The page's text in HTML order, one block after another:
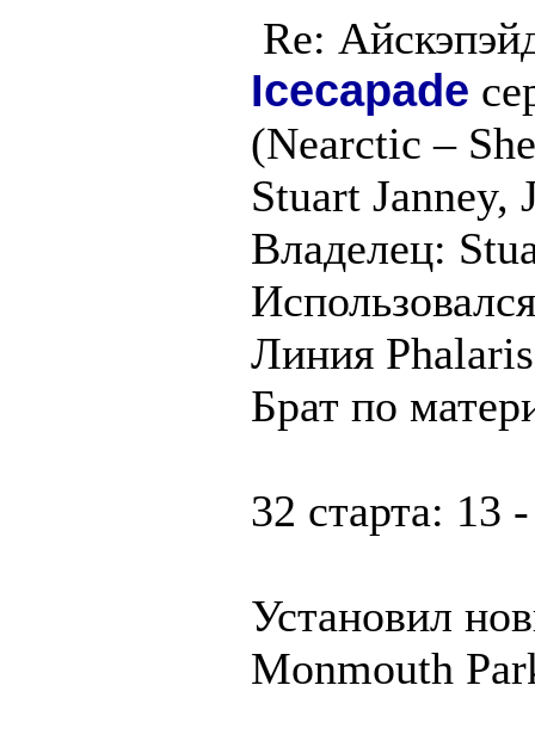
Re:
Icecapade
(Nearctic –
Stuart
Владелец:
Линия
Брат по
32 старта: 13
Установил
Monmouth